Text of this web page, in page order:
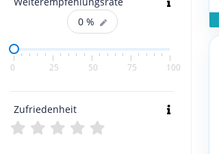
0 %
0 25 50 75 100
Zufriedenheit